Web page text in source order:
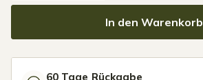
In den Warenkorb
60 Tage Rückgabe